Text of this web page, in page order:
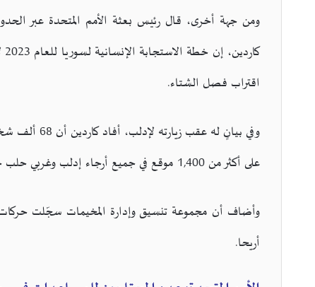
ومن جهة أخرى، قال رئيس بعثة الأمم المتحدة عبر
اقتراب فصل الشتاء.
وفي بيانٍ
على أكثر من 1,400 موقع في جميع أرجاء إدلب وغربي حلب خلال الأسبوع الماضي.
أريحا.